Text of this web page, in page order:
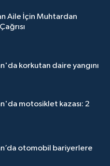
Aile İçin Muhtardan
korkutan daire yangını
motosiklet kazası: 2
otomobil bariyerlere